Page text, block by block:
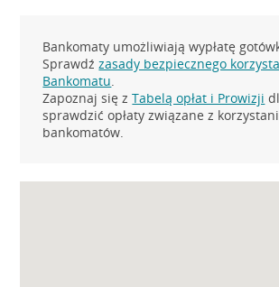
Bankomaty umożliwiają wypłatę
Sprawdźzasady bezpiecznego
Bankomatu.
Zapoznaj się zTabelą opłat i Prowizji
sprawdzić opłaty związane z
bankomatów.